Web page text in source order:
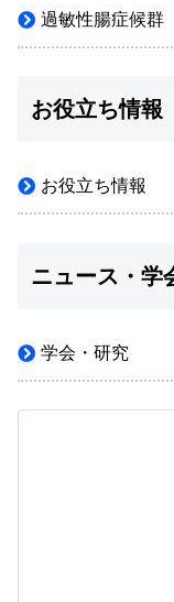
過敏性腸症候群
お役立ち情報
お役立ち情報
ニュース・学
学会・研究